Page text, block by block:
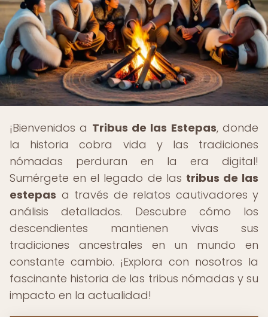
¡Bienvenidos a Tribus de las Estepas, donde
la historia cobra vida y las tradiciones
nómadas perduran en la era digital!
Sumérgete en el legado de las tribus de las
estepas a través de relatos cautivadores y
análisis detallados. Descubre cómo los
descendientes mantienen vivas sus
tradiciones ancestrales en un mundo en
constante cambio. ¡Explora con nosotros la
fascinante historia de las tribus nómadas y su
impacto en la actualidad!